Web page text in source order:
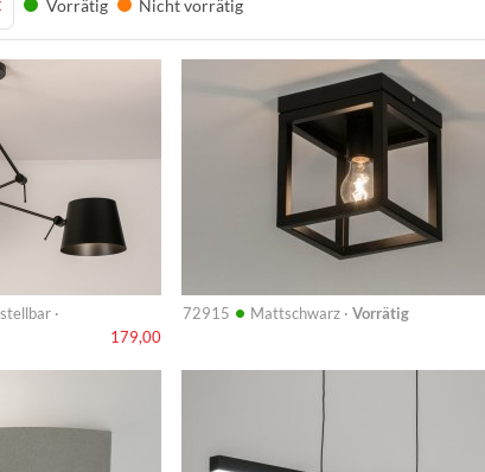
Vorrätig Nicht vorrätig
·
179,00
72915 • Mattschwarz · Vorrätig
Info
Info